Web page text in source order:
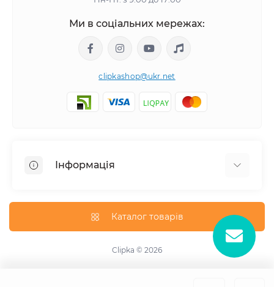
Ми в соціальних мережах:
clipkashop@ukr.net
Інформація
Контакти
Каталог товарів
Clipka © 2026